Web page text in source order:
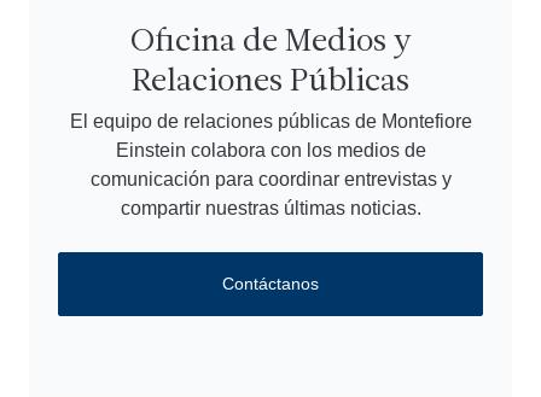
Oficina de Medios y
Relaciones Públicas
El equipo de relaciones públicas de Montefiore
Einstein colabora con los medios de
comunicación para coordinar entrevistas y
compartir nuestras últimas noticias.
Contáctanos